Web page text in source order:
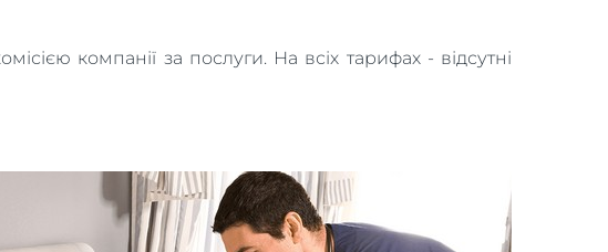
компанії за послуги. На всіх тарифах - відсутні